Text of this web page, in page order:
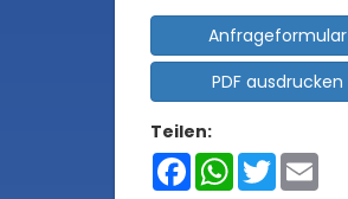
Anfrageformular
PDF ausdrucken
Teilen:
FacebookWhatsApp
Twitter